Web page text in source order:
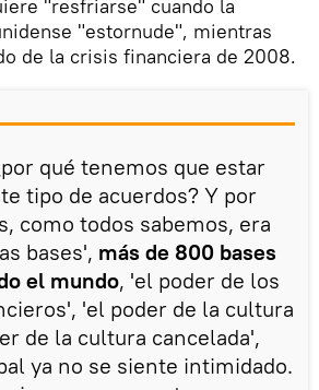
"resfriarse" cuando la
"estornude", mientras
de la crisis financiera de 2008.
qué tenemos que estar
tipo de acuerdos? Y por
como todos sabemos, era
bases', más de 800 bases
el mundo, 'el poder de los
'el poder de la cultura
de la cultura cancelada',
ya no se siente intimidado.